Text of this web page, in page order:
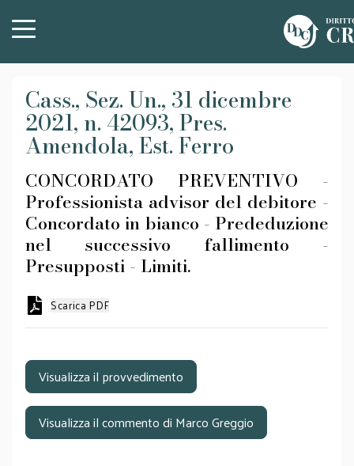
Cass., Sez. Un., 31 dicembre
2021, n. 42093, Pres.
Amendola, Est. Ferro
CONCORDATO PREVENTIVO -
Professionista advisor del debitore -
Concordato in bianco - Prededuzione
nel successivo fallimento -
Presupposti - Limiti.
Scarica PDF
Visualizza il provvedimento
Visualizza il commento di Marco Greggio